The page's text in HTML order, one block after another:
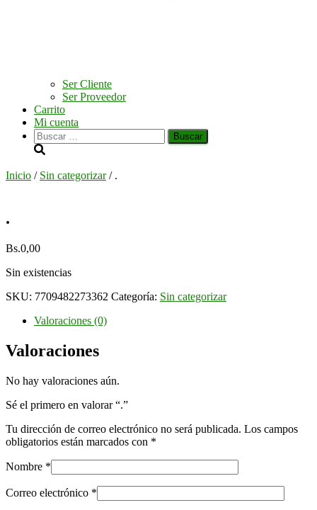
Ser Cliente
Ser Proveedor
Carrito
Mi cuenta
Buscar:
Inicio / Sin categorizar/ .
.
Bs.0,00
Sin existencias
SKU: 7709482273362 Categoría: Sin categorizar
Valoraciones (0)
Valoraciones
No hay valoraciones aún.
Sé el primero en valorar “.”
Tu dirección de correo electrónico no será publicada. Los campos
obligatorios están marcados con *
Nombre *
Correo electrónico *